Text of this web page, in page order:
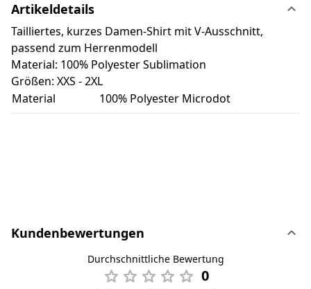
Artikeldetails
Tailliertes, kurzes Damen-Shirt mit V-Ausschnitt,
passend zum Herrenmodell
Material: 100% Polyester Sublimation
Größen: XXS - 2XL
Material
100% Polyester Microdot
Kundenbewertungen
Durchschnittliche Bewertung
0